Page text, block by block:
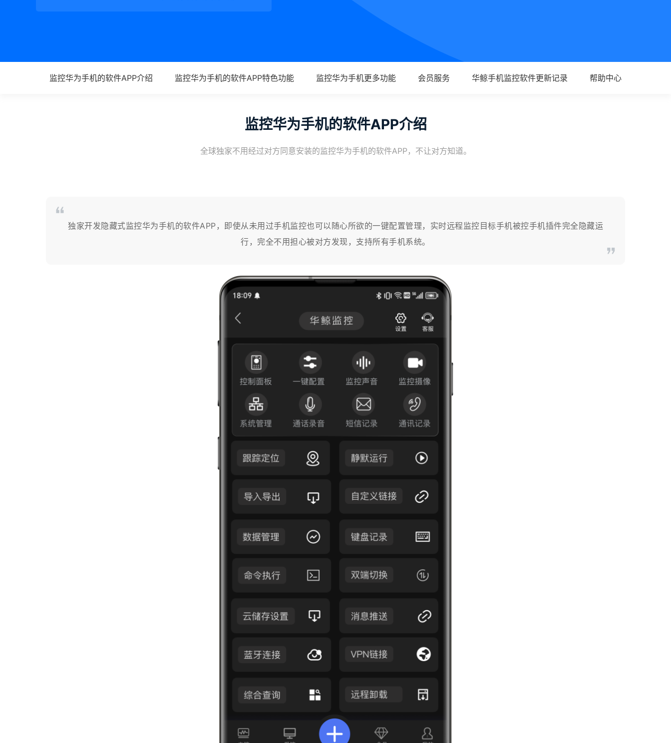
监控华为手机的软件APP介绍 监控华为手机的软件APP特色功能 监控华为手机更多功能 会员服务 华鲸手机监控软件更新记录 帮助中心
监控华为手机的软件APP介绍
全球独家不用经过对方同意安装的监控华为手机的软件APP，不让对方知道。
独家开发隐藏式监控华为手机的软件APP，即使从未用过手机监控也可以随心所欲的一键配置管理，实时远程监控目标手机被控手机插件完全隐藏运
行，完全不用担心被对方发现，支持所有手机系统。